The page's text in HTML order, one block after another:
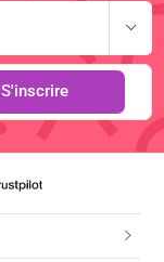
S'inscrire